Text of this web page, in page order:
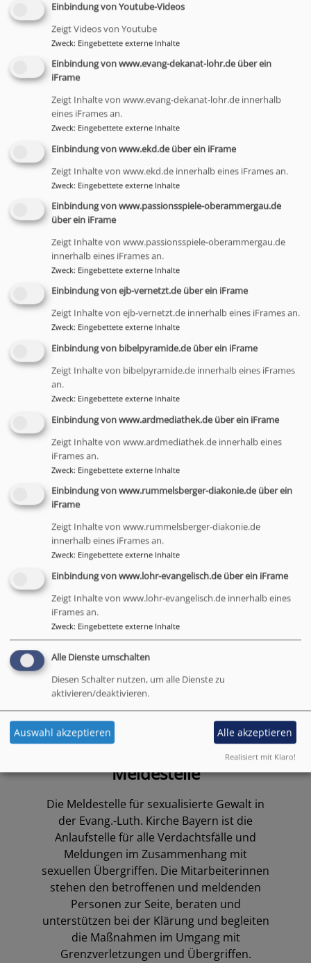
Bildrechte
Fachstelle ELKB
Ansprechstelle für Betroffene
Wem durch einen kirchlichen
Mitarbeitenden sexualisierte Gewalt
zugefügt wurde, kann sich an die
„Ansprechstelle für Betroffene“ wenden.
Die Beraterinnen begleiten in einem
absolut vertraulichen Rahmen. Sie
überlegen gemeinsam mit den
Betroffenen, welche Hilfe und
Unterstützung diese brauchen, und welche
Schritte sie als nächstes gehen möchten.
keine Informationen an Dritte
weitergegeben. Es gibt zwei
Telefonsprechstunden in der Woche für Sie
eingerichtet, an denen wir persönlich für
Sie da sind: Montag, 10:00 Uhr bis 11:00
Uhr und Dienstag von 17:00 Uhr bis 18:00
Uhr:
Darüber hinaus ist die Ansprechstelle über
ansprechstellesg@elkb.dejederzeit für Sie
erreichbar. Die Beraterinnen antworten
wochentags in der Regel innerhalb von 48
Stunden.
Meldestelle
Die Meldestelle für sexualisierte Gewalt in
der Evang.-Luth. Kirche Bayern ist die
Anlaufstelle für alle Verdachtsfälle und
Meldungen im Zusammenhang mit
sexuellen Übergriffen. Die Mitarbeiterinnen
stehen den betroffenen und meldenden
Personen zur Seite, beraten und
unterstützen bei der Klärung und begleiten
die Maßnahmen im Umgang mit
Grenzverletzungen und Übergriffen.
Einbindung von Youtube-Videos
Zeigt Videos von Youtube
Zweck: Eingebettete externe Inhalte
Einbindung von www.evang-dekanat-lohr.de über ein
iFrame
Zeigt Inhalte von www.evang-dekanat-lohr.de innerhalb
eines iFrames an.
Zweck: Eingebettete externe Inhalte
Einbindung von www.ekd.de über ein iFrame
Zeigt Inhalte von www.ekd.de innerhalb eines iFrames an.
Zweck: Eingebettete externe Inhalte
Einbindung von www.passionsspiele-oberammergau.de
über ein iFrame
Zeigt Inhalte von www.passionsspiele-oberammergau.de
innerhalb eines iFrames an.
Zweck: Eingebettete externe Inhalte
Einbindung von ejb-vernetzt.de über ein iFrame
Zeigt Inhalte von ejb-vernetzt.de innerhalb eines iFrames an.
Zweck: Eingebettete externe Inhalte
Einbindung von bibelpyramide.de über ein iFrame
Zeigt Inhalte von bibelpyramide.de innerhalb eines iFrames
an.
Zweck: Eingebettete externe Inhalte
Einbindung von www.ardmediathek.de über ein iFrame
Zeigt Inhalte von www.ardmediathek.de innerhalb eines
iFrames an.
Zweck: Eingebettete externe Inhalte
Einbindung von www.rummelsberger-diakonie.de über ein
iFrame
Zeigt Inhalte von www.rummelsberger-diakonie.de
innerhalb eines iFrames an.
Zweck: Eingebettete externe Inhalte
Einbindung von www.lohr-evangelisch.de über ein iFrame
Zeigt Inhalte von www.lohr-evangelisch.de innerhalb eines
iFrames an.
Zweck: Eingebettete externe Inhalte
Alle Dienste umschalten
Diesen Schalter nutzen, um alle Dienste zu
aktivieren/deaktivieren.
Auswahl akzeptieren Alle akzeptieren
Realisiert mit Klaro!